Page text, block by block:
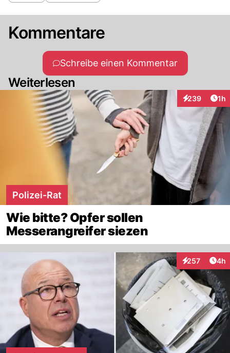
Kommentare
Schreibe einen Kommentar
Weiterlesen
239
Interaktionen
1h
Polizei-Rat
Wie bitte? Opfer sollen
Messerangreifer siezen
257
Interaktionen
4h